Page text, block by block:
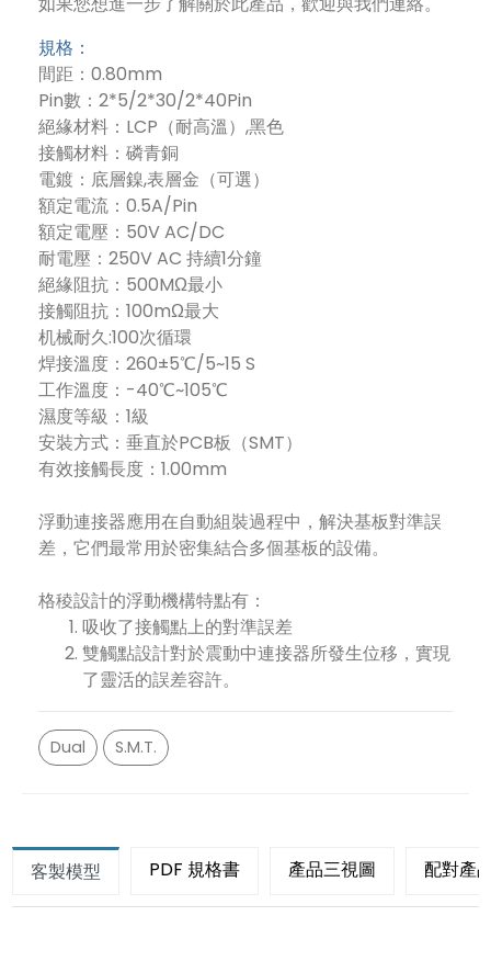
規格：
間距：0.80mm
Pin數：2*5/2*30/2*40Pin
絕緣材料：LCP（耐高溫）,黑色
接觸材料：磷青銅
電鍍：底層鎳,表層金（可選）
額定電流：0.5A/Pin
額定電壓：50V AC/DC
耐電壓：250V AC 持續1分鐘
絕緣阻抗：500MΩ最小
接觸阻抗：100mΩ最大
机械耐久:100次循環
焊接溫度：260±5℃/5~15 S
工作溫度：-40℃~105℃
濕度等級：1級
安裝方式：垂直於PCB板（SMT）
有效接觸長度：1.00mm
浮動連接器應用在自動組裝過程中，解決基板對準誤
差，它們最常用於密集結合多個基板的設備。
格稜設計的浮動機構特點有：
吸收了接觸點上的對準誤差
雙觸點設計對於震動中連接器所發生位移，實現
了靈活的誤差容許。
Dual S.M.T.
客製模型 PDF 規格書 產品三視圖 配對產